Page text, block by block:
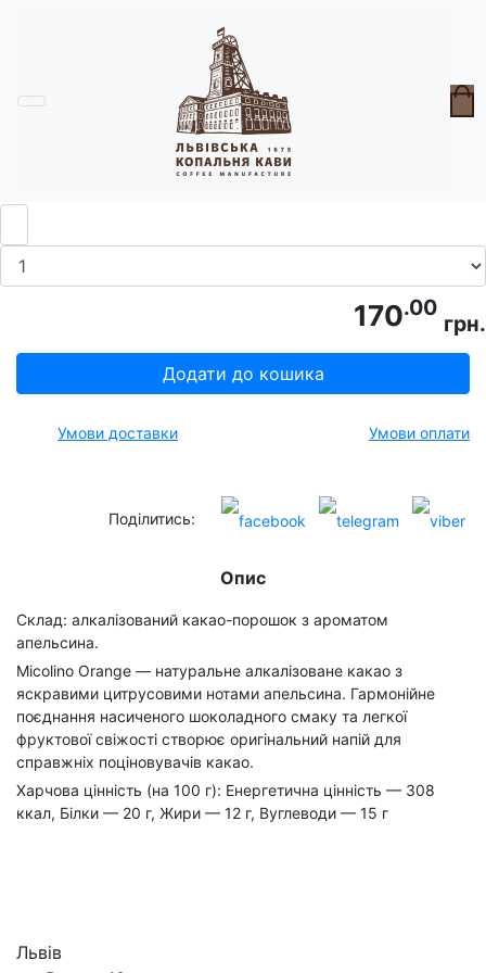
Чай | Какао | Інші напої
Какао Micolino Orange
170.00
грн.
Додати до кошика
Умови доставки Умови оплати
Поділитись:
Опис
Склад: алкалізований какао-порошок з ароматом
апельсина.
Micolino Orange — натуральне алкалізоване какао з
яскравими цитрусовими нотами апельсина. Гармонійне
поєднання насиченого шоколадного смаку та легкої
фруктової свіжості створює оригінальний напій для
справжніх поціновувачів какао.
Харчова цінність (на 100 г): Енергетична цінність — 308
ккал, Білки — 20 г, Жири — 12 г, Вуглеводи — 15 г
Львів